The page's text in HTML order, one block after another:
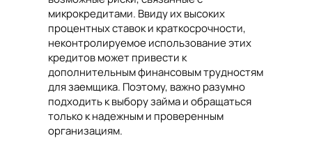
микрокредитами. Ввиду их высоких
процентных ставок и краткосрочности,
неконтролируемое использование этих
кредитов может привести к
дополнительным финансовым трудностям
для заемщика. Поэтому, важно разумно
подходить к выбору займа и обращаться
только к надежным и проверенным
организациям.